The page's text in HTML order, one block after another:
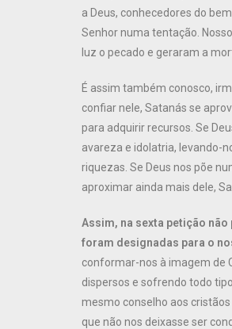
a Deus, conhecedores do
Senhor numa tentação.
luz o pecado e geraram a
É assim também conosco,
confiar nele, Satanás se
para adquirir recursos. Se
avareza e idolatria, levando-
riquezas. Se Deus nos põe
aproximar ainda mais dele,
Assim, na sexta petição
foram designadas para o
conformar-nos à imagem de
dispersos e sofrendo todo
mesmo conselho aos
que não nos deixasse ser